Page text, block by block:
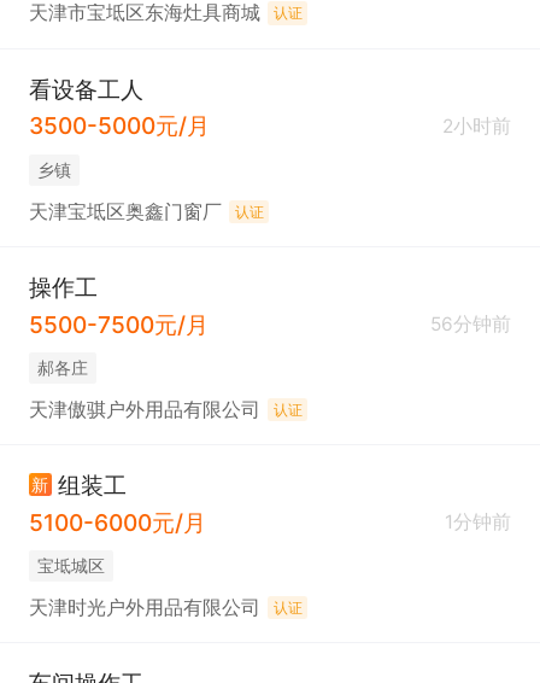
天津市宝坻区东海灶具商城 认证
看设备工人
3500-5000元/月
2小时前
乡镇
天津宝坻区奥鑫门窗厂 认证
操作工
5500-7500元/月
56分钟前
郝各庄
天津傲骐户外用品有限公司 认证
新 组装工
5100-6000元/月
1分钟前
宝坻城区
天津时光户外用品有限公司 认证